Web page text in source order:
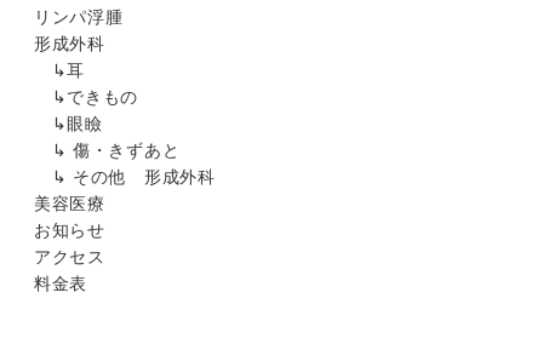
リンパ浮腫
形成外科
↳耳
↳できもの
↳眼瞼
↳ 傷・きずあと
↳ その他 形成外科
美容医療
お知らせ
アクセス
料金表